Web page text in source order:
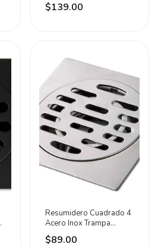
$139.00
Resumidero Cuadrado 4
Acero Inox Trampa
Anticucaracha Meer
$89.00